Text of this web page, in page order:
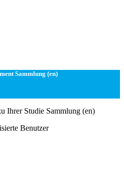
Sammlung (en)
Ihrer Studie Sammlung (en)
Benutzer